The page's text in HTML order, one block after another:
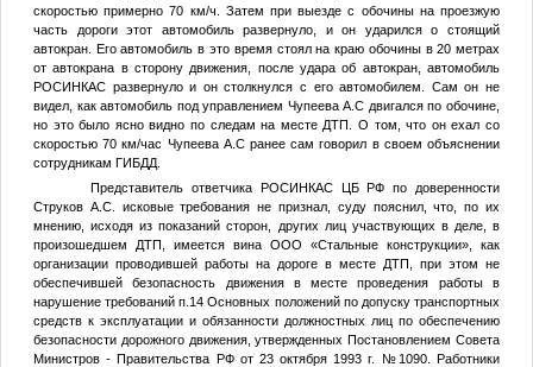
скоростью примерно 70 км/ч. Затем при выезде с обочины на проезжую
часть дороги этот автомобиль развернуло, и он ударился о стоящий
автокран. Его автомобиль в это время стоял на краю обочины в 20 метрах
от автокрана в сторону движения, после удара об автокран, автомобиль
РОСИНКАС развернуло и он столкнулся с его автомобилем. Сам он не
видел, как автомобиль под управлением Чупеева А.С двигался по обочине,
но это было ясно видно по следам на месте ДТП. О том, что он ехал со
скоростью 70 км/час Чупеева А.Сранее сам говорил в своем объяснении
сотрудникам ГИБДД.
Представитель ответчика РОСИНКАС ЦБ РФ по доверенности
Струков А.С.
исковые требования не признал, суду пояснил, что, по их
мнению, исходя из показаний сторон, других лиц участвующих в деле, в
произошедшем ДТП, имеется вина ООО «Стальные конструкции», как
организации проводившей работы на дороге в месте ДТП, при этом не
обеспечившей безопасность движения в месте проведения работы в
нарушение требований п.14 Основных положений по допуску транспортных
средств к эксплуатации и обязанности должностных лиц по обеспечению
безопасности дорожного движения, утвержденных Постановлением Совета
Министров - Правительства РФ от 23 октября 1993 г. №1090. Работники